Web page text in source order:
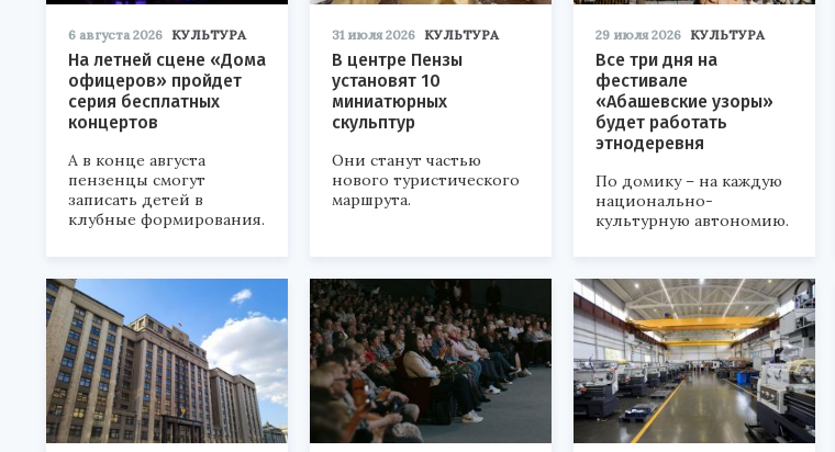
6 августа 2026 КУЛЬТУРА
На летней сцене «Дома
офицеров» пройдет
серия бесплатных
концертов
А в конце августа
пензенцы смогут
записать детей в
клубные формирования.
31 июля 2026 КУЛЬТУРА
В центре Пензы
установят 10
миниатюрных
скульптур
Они станут частью
нового туристического
маршрута.
29 июля 2026 КУЛЬТУРА
Все три дня на
фестивале
«Абашевские узоры»
будет работать
этнодеревня
По домику – на каждую
национально-
культурную автономию.